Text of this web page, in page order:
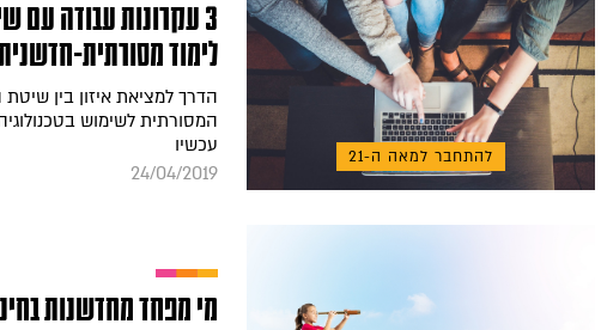
להתחבר למאה ה-21
3 עקרונות עבודה עם
לימוד מסורתית-
הדרך למציאת איזון בין
המסורתית לשימוש
עכשיו
24/04/2019
מי מפחד מחדשנות